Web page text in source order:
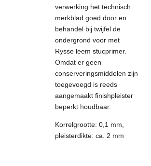
verwerking het technisch
merkblad goed door en
behandel bij twijfel de
ondergrond voor met
Rysse leem stucprimer.
Omdat er geen
conserveringsmiddelen zijn
toegevoegd is reeds
aangemaakt finishpleister
beperkt houdbaar.
Korrelgrootte: 0,1 mm,
pleisterdikte: ca. 2 mm